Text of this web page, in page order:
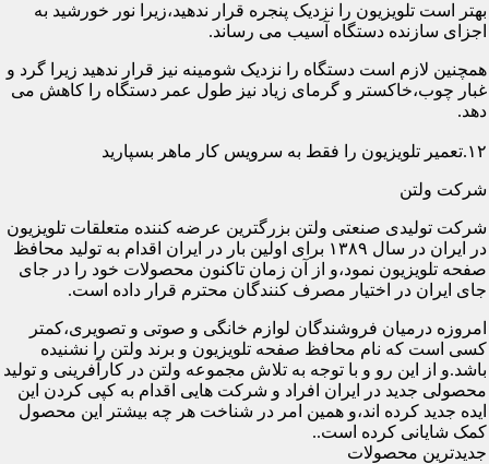
بهتر است تلویزیون را نزدیک پنجره قرار ندهید،زیرا نور خورشید به
اجزای سازنده دستگاه آسیب می رساند.
همچنین لازم است دستگاه را نزدیک شومینه نیز قرار ندهید زیرا گرد و
غبار چوب،خاکستر و گرمای زیاد نیز طول عمر دستگاه را کاهش می
دهد.
۱۲.تعمیر تلویزیون را فقط به سرویس کار ماهر بسپارید
شرکت ولتن
شرکت تولیدی صنعتی ولتن بزرگترین عرضه کننده متعلقات تلویزیون
در ایران در سال ۱۳۸۹ برای اولین بار در ایران اقدام به تولید محافظ
صفحه تلویزیون نمود،و از آن زمان تاکنون محصولات خود را در جای
جای ایران در اختیار مصرف کنندگان محترم قرار داده است.
امروزه درمیان فروشندگان لوازم خانگی و صوتی و تصویری،کمتر
کسی است که نام محافظ صفحه تلویزیون و برند ولتن را نشنیده
باشد.و از این رو و با توجه به تلاش مجموعه ولتن در کارآفرینی و تولید
محصولی جدید در ایران افراد و شرکت هایی اقدام به کپی کردن این
ایده جدید کرده اند،و همین امر در شناخت هر چه بیشتر این محصول
کمک شایانی کرده است..
جدیدترین محصولات